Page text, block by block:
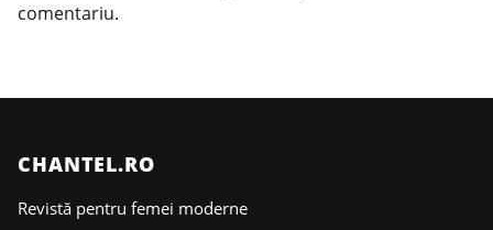
comentariu.
CHANTEL.RO
Revistă pentru femei moderne